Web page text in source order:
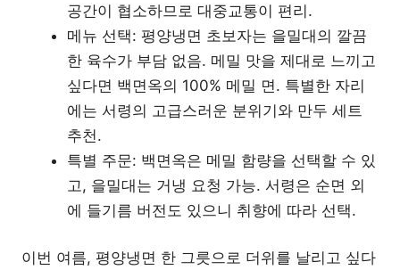
공간이 협소하므로 대중교통이 편리.
메뉴 선택: 평양냉면 초보자는 을밀대의 깔끔
한 육수가 부담 없음. 메밀 맛을 제대로 느끼고
싶다면 백면옥의 100% 메밀 면. 특별한 자리
에는 서령의 고급스러운 분위기와 만두 세트
추천.
특별 주문: 백면옥은 메밀 함량을 선택할 수 있
고, 을밀대는 거냉 요청 가능. 서령은 순면 외
에 들기름 버전도 있으니 취향에 따라 선택.
이번 여름, 평양냉면 한 그릇으로 더위를 날리고 싶다